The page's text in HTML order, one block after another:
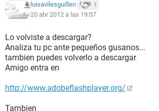
luisavilesguillen 1
20 abr 2012 a las 19:07
Lo volviste a descargar?
Analiza tu pc ante pequeños gusanos...
tambien puedes volverlo a descargar
Amigo entra en
http://www.adobeflashplayer.org/
Tambien